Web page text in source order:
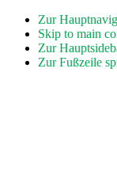
Zur
Skip to main
Zur
Zur Fußzeile